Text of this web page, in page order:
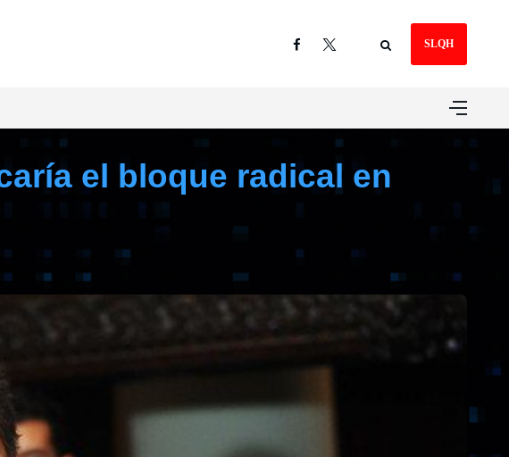
SLQH
el bloque radical en